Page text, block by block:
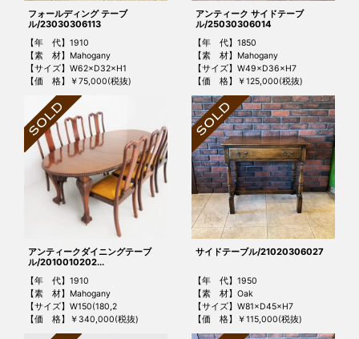
フォールディング テーブ
ル/23030306113
【年 代】1910
【素 材】Mahogany
【サイズ】W62×D32×H1
【価 格】￥75,000(税抜)
アンティーク サイドテーブ
ル/25030306014
【年 代】1850
【素 材】Mahogany
【サイズ】W49×D36×H7
【価 格】￥125,000(税抜)
アンティークダイニングテーブ
ル/2010010202...
【年 代】1910
【素 材】Mahogany
【サイズ】W150(180,2
【価 格】￥340,000(税抜)
サイドテーブル/21020306027
【年 代】1950
【素 材】Oak
【サイズ】W81×D45×H7
【価 格】￥115,000(税抜)